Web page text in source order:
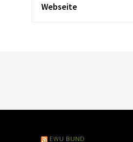
Webseite
EWU BUND